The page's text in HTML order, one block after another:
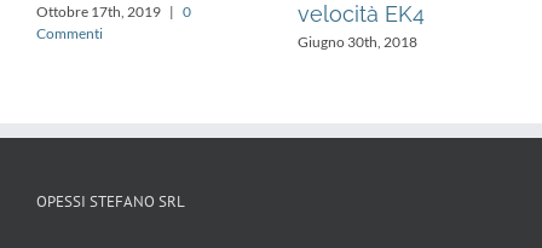
Ottobre 17th, 2019 | 0
Commenti
velocità EK4
Giugno 30th, 2018
OPESSI STEFANO SRL